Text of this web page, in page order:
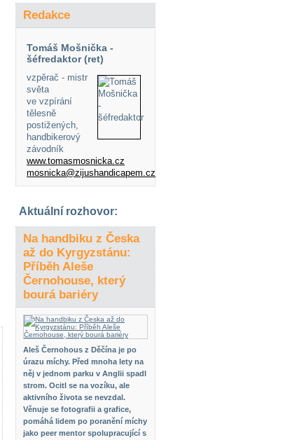
Redakce
Tomáš Mošnička -
šéfredaktor (ret)
vzpěrač - mistr
světa
ve vzpírání
tělesně
postižených,
handbikerový
závodník
www.tomasmosnicka.cz
mosnicka@zijushandicapem.cz
Aktuální rozhovor:
Na handbiku z Česka
až do Kyrgyzstánu:
Příběh Aleše
Černohouse, který
bourá bariéry
Aleš Černohous z Děčína je po
úrazu míchy. Před mnoha lety na
něj v jednom parku v Anglii spadl
strom. Ocitl se na vozíku, ale
aktivního života se nevzdal.
Věnuje se fotografii a grafice,
pomáhá lidem po poranění míchy
jako peer mentor spolupracující s